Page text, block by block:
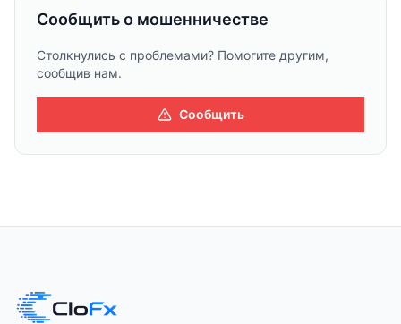
Сообщить о мошенничестве
Столкнулись с проблемами? Помогите другим,
сообщив нам.
Сообщить